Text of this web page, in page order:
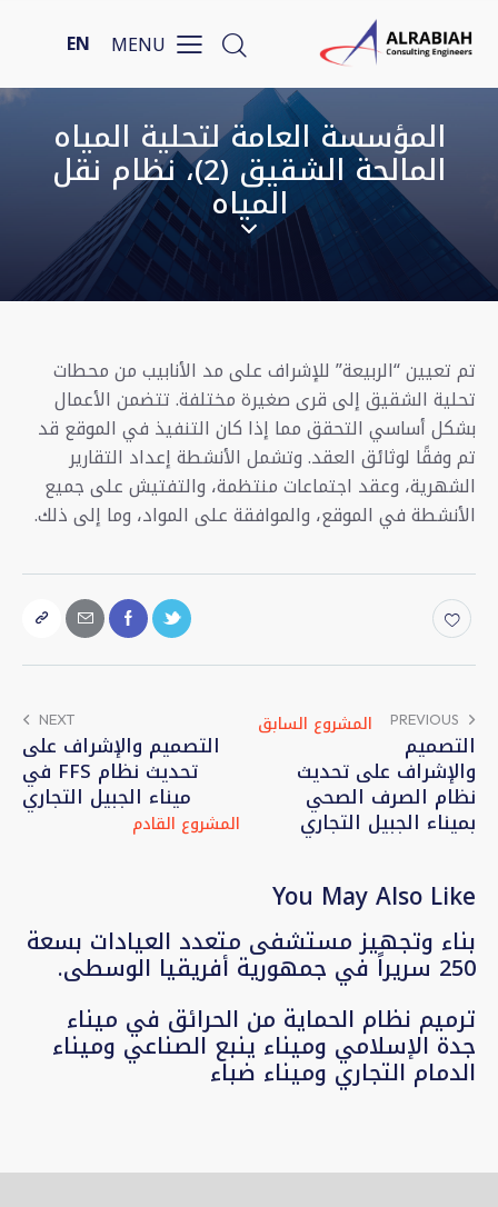
EN
المؤسسة العامة لتحلية المياه
المالحة الشقيق (2)، نظام نقل
المياه
تم تعيين “الربيعة” للإشراف على مد الأنابيب من محطات
تحلية الشقيق إلى قرى صغيرة مختلفة. تتضمن الأعمال
بشكل أساسي التحقق مما إذا كان التنفيذ في الموقع قد
تم وفقًا لوثائق العقد. وتشمل الأنشطة إعداد التقارير
الشهرية، وعقد اجتماعات منتظمة، والتفتيش على جميع
الأنشطة في الموقع، والموافقة على المواد، وما إلى ذلك.
PREVIOUS
التصميم
والإشراف على تحديث
نظام الصرف الصحي
بميناء الجبيل التجاري
NEXT
التصميم والإشراف على
تحديث نظام FFS في
ميناء الجبيل التجاري
You May Also Like
بناء وتجهيز مستشفى متعدد العيادات بسعة
250 سريراً في جمهورية أفريقيا الوسطى.
ترميم نظام الحماية من الحرائق في ميناء
جدة الإسلامي وميناء ينبع الصناعي وميناء
الدمام التجاري وميناء ضباء